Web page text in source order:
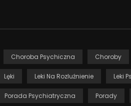
uzależnienie
Choroba Psychiczna Choroby
Lęki Leki Na Rozluźnienie Leki
Porada Psychiatryczna Porady